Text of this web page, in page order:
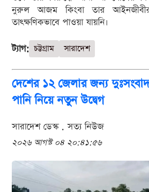
নুরুল আজম কিংবা তার
তাৎক্ষণিকভাবে পাওয়া যায়নি।
ট্যাগ: চট্টগ্রাম সারাদেশ
দেশের ১২ জেলার জন্য
পানি নিয়ে নতুন উদ্বেগ
সারাদেশ ডেস্ক . সত্য নিউজ
২০২৬ আগস্ট ০৪ ২০:৪১:৫৬